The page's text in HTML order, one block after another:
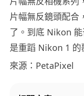
片幅無反鏡頭配合
了。到底 Nikon
是重蹈 Nikon 1 的
來源：PetaPixel